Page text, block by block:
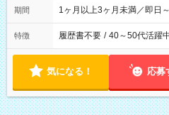
期間 1ヶ月以上3ヶ月未満／即日
特徴 履歴書不要 / 40～50代活躍
気になる！ 応募